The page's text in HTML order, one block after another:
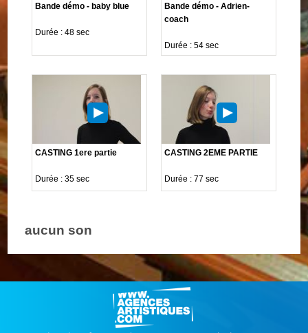
Bande démo - baby blue
Durée : 48 sec
Bande démo - Adrien-
coach
Durée : 54 sec
CASTING 1ere partie
Durée : 35 sec
CASTING 2EME PARTIE
Durée : 77 sec
aucun son